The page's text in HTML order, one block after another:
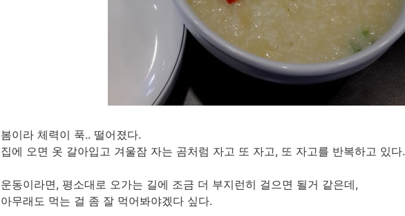
봄이라 체력이 푹.. 떨어졌다.
집에 오면 옷 갈아입고 겨울잠 자는 곰처럼 자고 또 자고, 또 자고를 반복하고 있다.
운동이라면, 평소대로 오가는 길에 조금 더 부지런히 걸으면 될거 같은데,
아무래도 먹는 걸 좀 잘 먹어봐야겠다 싶다.